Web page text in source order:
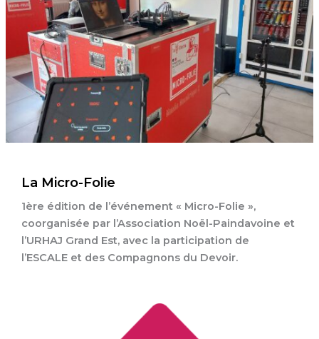
La Micro-Folie
1ère édition de l’événement « Micro-Folie »,
coorganisée par l’Association Noël-Paindavoine et
l’URHAJ Grand Est, avec la participation de
l’ESCALE et des Compagnons du Devoir.